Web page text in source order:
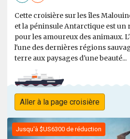
Cette croisière sur les îles
et la péninsule Antarctique est un
pour les amoureux des animaux.
l'une des dernières régions
terre aux paysages d'une beauté...
Aller à la page croisière
Jusqu'à $US6300 de réduction